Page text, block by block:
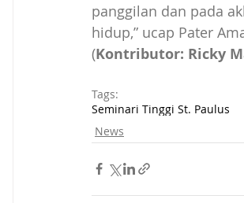
panggilan dan pada
hidup,” ucap Pater
(Kontributor: Ricky
Tags:
Seminari Tinggi St. Paulus
News